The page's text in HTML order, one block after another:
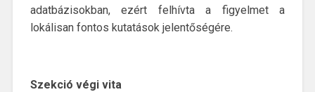
adatbázisokban, ezért felhívta a figyelmet a
lokálisan fontos kutatások jelentőségére.
Szekció végi vita